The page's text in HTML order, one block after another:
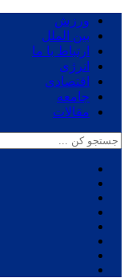
ورزش
بین الملل
ارتباط با ما
انرژی
اقتصادی
جامعه
مقالات